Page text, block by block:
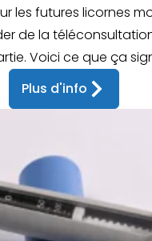
les futures licornes
de la
Voici ce que ça
Plus d'info